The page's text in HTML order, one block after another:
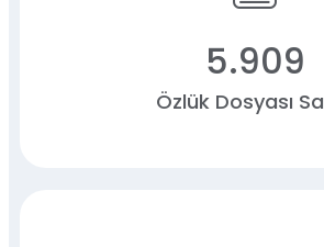
5.909
Özlük Dosyası